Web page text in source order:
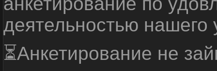
деятельностью нашего
⏳Анкетирование не